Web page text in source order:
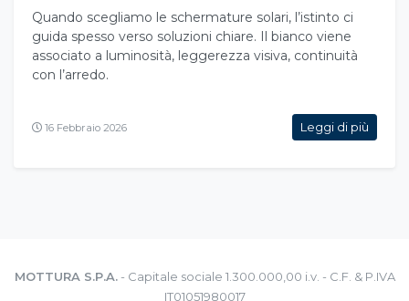
Quando scegliamo le schermature solari, l’istinto ci
guida spesso verso soluzioni chiare. Il bianco viene
associato a luminosità, leggerezza visiva, continuità
con l’arredo.
16 Febbraio 2026 Leggi di più
MOTTURA S.P.A.- Capitale sociale 1.300.000,00 i.v. - C.F. & P.IVA
IT01051980017